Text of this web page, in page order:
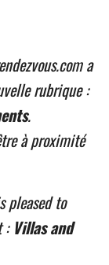
a
rubrique :
.
à proximité
pleased to
: Villas and